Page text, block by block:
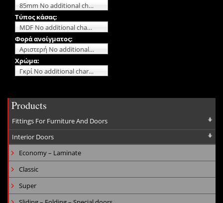
85mm No additional charge
Τύπος κάσας:
MDF No additional charge
Φορά ανοίγματος:
Αριστερή No additional charge
Χρώμα:
Γκρί No additional charge
Products
Fittings For Furniture And Doors
Interior Doors
Economy – Laminate
Classic
Super